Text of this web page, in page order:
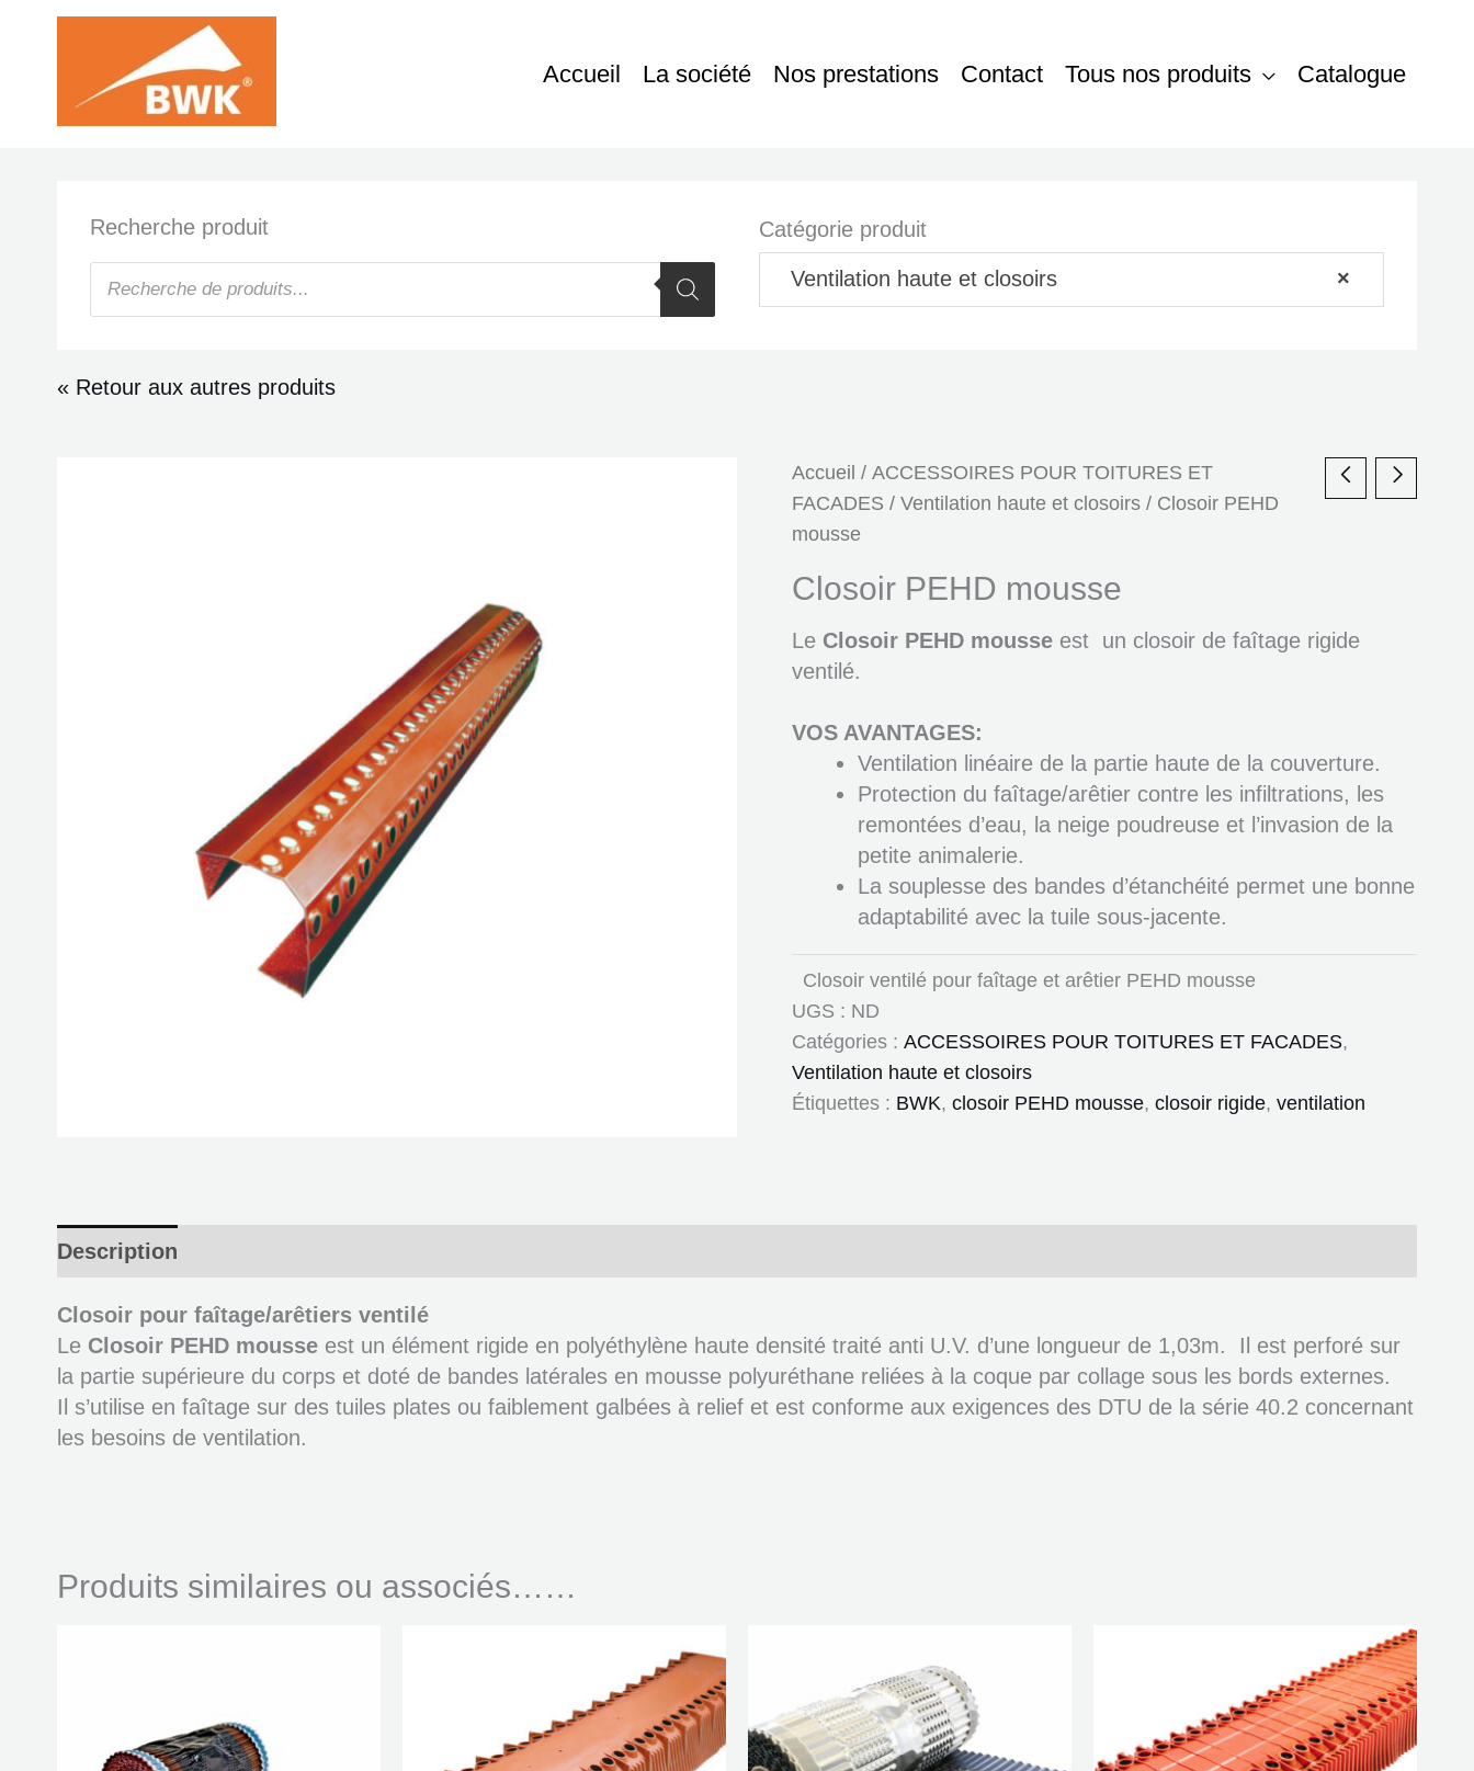
Accueil La société Nos prestations Contact Tous nos produits Catalogue
Recherche produit
Recherche
de
produits
Catégorie produit
×
Ventilation haute et closoirs
« Retour aux autres produits
Accueil / ACCESSOIRES POUR TOITURES ET
FACADES / Ventilation haute et closoirs/ Closoir PEHD
mousse
Closoir PEHD mousse
Le Closoir PEHD mousseest un closoir de faîtage rigide
ventilé.
VOS AVANTAGES:
Ventilation linéaire de la partie haute de la couverture.
Protection du faîtage/arêtier contre les infiltrations, les
remontées d’eau, la neige poudreuse et l’invasion de la
petite animalerie.
La souplesse des bandes d’étanchéité permet une bonne
adaptabilité avec la tuile sous-jacente.
Closoir ventilé pour faîtage et arêtier PEHD mousse
UGS : ND
Catégories : ACCESSOIRES POUR TOITURES ET FACADES,
Ventilation haute et closoirs
Étiquettes : BWK, closoir PEHD mousse, closoir rigide, ventilation
Description
Closoir pour faîtage/arêtiers ventilé
Le Closoir PEHD mousse est un élément rigide en polyéthylène haute densité traité anti U.V. d’une longueur de 1,03m. Il est perforé sur
la partie supérieure du corps et doté de bandes latérales en mousse polyuréthane reliées à la coque par collage sous les bords externes.
Il s’utilise en faîtage sur des tuiles plates ou faiblement galbées à relief et est conforme aux exigences des DTU de la série 40.2 concernant
les besoins de ventilation.
Produits similaires ou associés……